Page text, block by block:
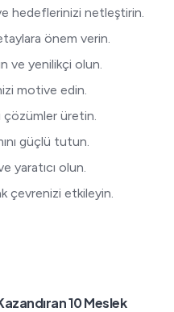
hedeflerinizi netleştirin.
önem verin.
ve yenilikçi olun.
motive edin.
çözümler üretin.
güçlü tutun.
yaratıcı olun.
çevrenizi etkileyin.
10 Meslek